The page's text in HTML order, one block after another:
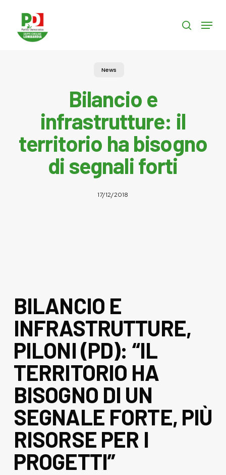
content
search
Menu
News
Bilancio e
infrastrutture: il
territorio ha bisogno
di segnali forti
17/12/2018
BILANCIO E
INFRASTRUTTURE,
PILONI (PD): “IL
TERRITORIO HA
BISOGNO DI UN
SEGNALE FORTE, PIÙ
RISORSE PER I
PROGETTI”